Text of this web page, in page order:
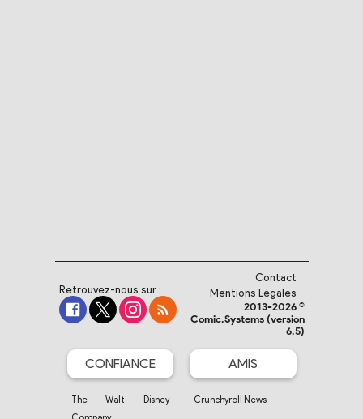
Retrouvez-nous sur :
Contact
Mentions Légales
2013-2026 ©
Comic.Systems (version
6.5)
CONFIANCE
The Walt Disney
AMIS
Crunchyroll News